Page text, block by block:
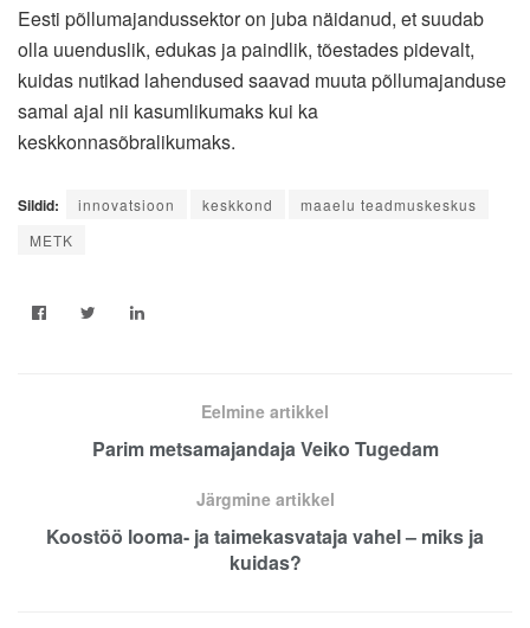
Eesti põllumajandussektor on juba näidanud, et suudab
olla uuenduslik, edukas ja paindlik, tõestades pidevalt,
kuidas nutikad lahendused saavad muuta põllumajanduse
samal ajal nii kasumlikumaks kui ka
keskkonnasõbralikumaks.
Sildid: innovatsioon keskkond
maaelu teadmuskeskus
METK
Eelmine artikkel
Parim metsamajandaja Veiko Tugedam
Järgmine artikkel
Koostöö looma- ja taimekasvataja vahel – miks ja
kuidas?